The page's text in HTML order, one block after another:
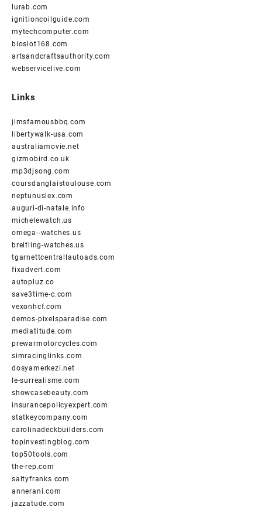
lurab.com
ignitioncoilguide.com
mytechcomputer.com
bioslot168.com
artsandcraftsauthority.com
webservicelive.com
Links
jimsfamousbbq.com
libertywalk-usa.com
australiamovie.net
gizmobird.co.uk
mp3djsong.com
coursdanglaistoulouse.com
neptunuslex.com
auguri-di-natale.info
michelewatch.us
omega--watches.us
breitling-watches.us
tgarnettcentrallautoads.com
fixadvert.com
autopluz.co
save3time-c.com
vexonhcf.com
demos-pixelsparadise.com
mediatitude.com
prewarmotorcycles.com
simracinglinks.com
dosyamerkezi.net
le-surrealisme.com
showcasebeauty.com
insurancepolicyexpert.com
statkeycompany.com
carolinadeckbuilders.com
topinvestingblog.com
top50tools.com
the-rep.com
saltyfranks.com
annerani.com
jazzatude.com